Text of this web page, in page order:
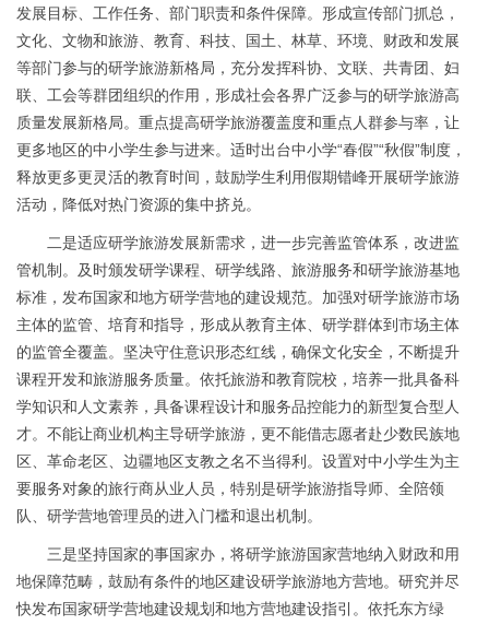
1 2 3 4 5 6 7 8
发展目标、工作任务、部门职责和条件保障。形成宣传部门抓总，
文化、文物和旅游、教育、科技、国土、林草、环境、财政和发展
等部门参与的研学旅游新格局，充分发挥科协、文联、共青团、妇
联、工会等群团组织的作用，形成社会各界广泛参与的研学旅游高
质量发展新格局。重点提高研学旅游覆盖度和重点人群参与率，让
更多地区的中小学生参与进来。适时出台中小学“春假”“秋假”制度，
释放更多更灵活的教育时间，鼓励学生利用假期错峰开展研学旅游
活动，降低对热门资源的集中挤兑。
二是适应研学旅游发展新需求，进一步完善监管体系，改进监
管机制。及时颁发研学课程、研学线路、旅游服务和研学旅游基地
标准，发布国家和地方研学营地的建设规范。加强对研学旅游市场
主体的监管、培育和指导，形成从教育主体、研学群体到市场主体
的监管全覆盖。坚决守住意识形态红线，确保文化安全，不断提升
课程开发和旅游服务质量。依托旅游和教育院校，培养一批具备科
学知识和人文素养，具备课程设计和服务品控能力的新型复合型人
才。不能让商业机构主导研学旅游，更不能借志愿者赴少数民族地
区、革命老区、边疆地区支教之名不当得利。设置对中小学生为主
要服务对象的旅行商从业人员，特别是研学旅游指导师、全陪领
队、研学营地管理员的进入门槛和退出机制。
三是坚持国家的事国家办，将研学旅游国家营地纳入财政和用
地保障范畴，鼓励有条件的地区建设研学旅游地方营地。研究并尽
快发布国家研学营地建设规划和地方营地建设指引。依托东方绿